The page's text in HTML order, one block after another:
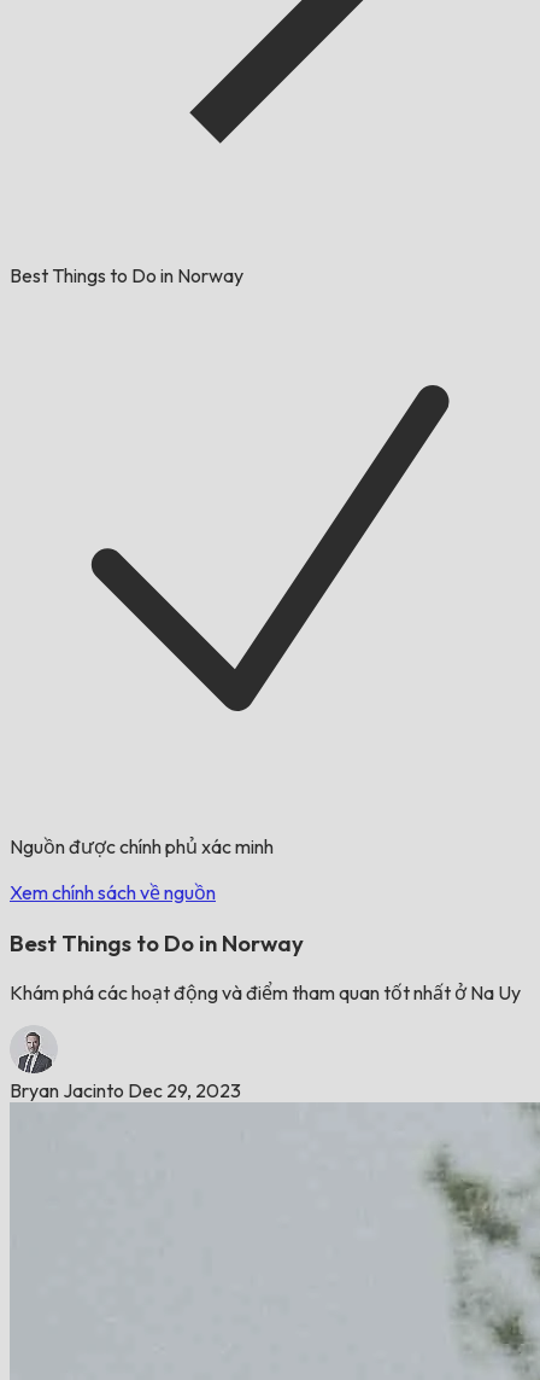
Best Things to Do in Norway
Nguồn được chính phủ xác minh
Xem chính sách về nguồn
Best Things to Do in Norway
Khám phá các hoạt động và điểm tham quan tốt nhất ở Na Uy
Bryan Jacinto Dec 29, 2023